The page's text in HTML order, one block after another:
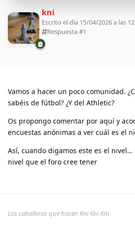
kni
Escrito el día 15/04/2026 a las
Respuesta #1
Vamos a hacer un poco comunidad.
sabéis de fútbol? ¿Y del Athletic?
Os propongo comentar por aquí y
encuestas anónimas a ver cuál es el
Así, cuando digamos este es el nivel…
nivel que el foro cree tener
Los caballeros que hacen Kni Kni Kni